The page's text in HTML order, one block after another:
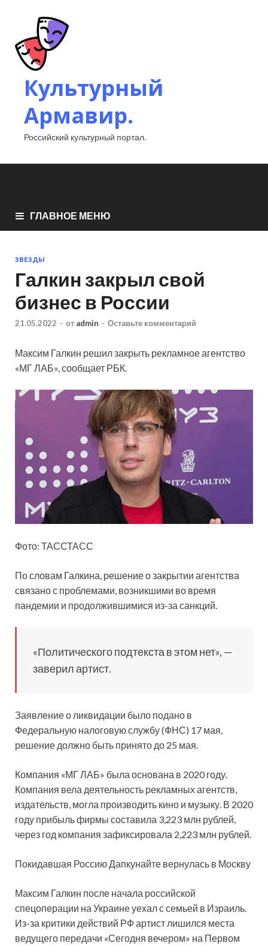
Культурный
Армавир.
Российский культурный портал.
ГЛАВНОЕ МЕНЮ
ЗВЕЗДЫ
Галкин закрыл свой
бизнес в России
21.05.2022 - от admin - Оставьте комментарий
Максим Галкин решил закрыть рекламное агентство
«МГ ЛАБ», сообщает РБК.
Фото: ТАССТАСС
По словам Галкина, решение о закрытии агентства
связано с проблемами, возникшими во время
пандемии и продолжившимися из-за санкций.
«Политического подтекста в этом нет», —
заверил артист.
Заявление о ликвидации было подано в
Федеральную налоговую службу (ФНС) 17 мая,
решение должно быть принято до 25 мая.
Компания «МГ ЛАБ» была основана в 2020 году.
Компания вела деятельность рекламных агентств,
издательств, могла производить кино и музыку. В 2020
году прибыль фирмы составила 3,223 млн рублей,
через год компания зафиксировала 2,223 млн рублей.
Покидавшая Россию Дапкунайте вернулась в Москву
Максим Галкин после начала российской
спецоперации на Украине уехал с семьей в Израиль.
Из-за критики действий РФ артист лишился места
ведущего передачи «Сегодня вечером» на Первом